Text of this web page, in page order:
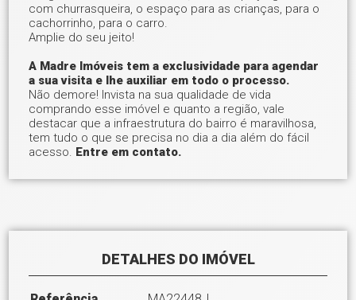
com churrasqueira, o espaço para as crianças, para o
cachorrinho, para o carro.
Amplie do seu jeito!
A Madre Imóveis tem a exclusividade para agendar
a sua visita e lhe auxiliar em todo o processo.
Não demore! Invista na sua qualidade de vida
comprando esse imóvel e quanto a região, vale
destacar que a infraestrutura do bairro é maravilhosa,
tem tudo o que se precisa no dia a dia além do fácil
acesso. Entre em contato.
DETALHES DO IMÓVEL